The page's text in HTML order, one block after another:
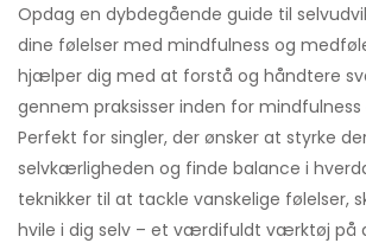
Opdag en dybdegående guide til
dine følelser med mindfulness og
hjælper dig med at forstå og håndtere
gennem praksisser inden for
Perfekt for singler, der ønsker at styrke
selvkærligheden og finde balance i
teknikker til at tackle vanskelige følelser,
hvile i dig selv – et værdifuldt værktøj på